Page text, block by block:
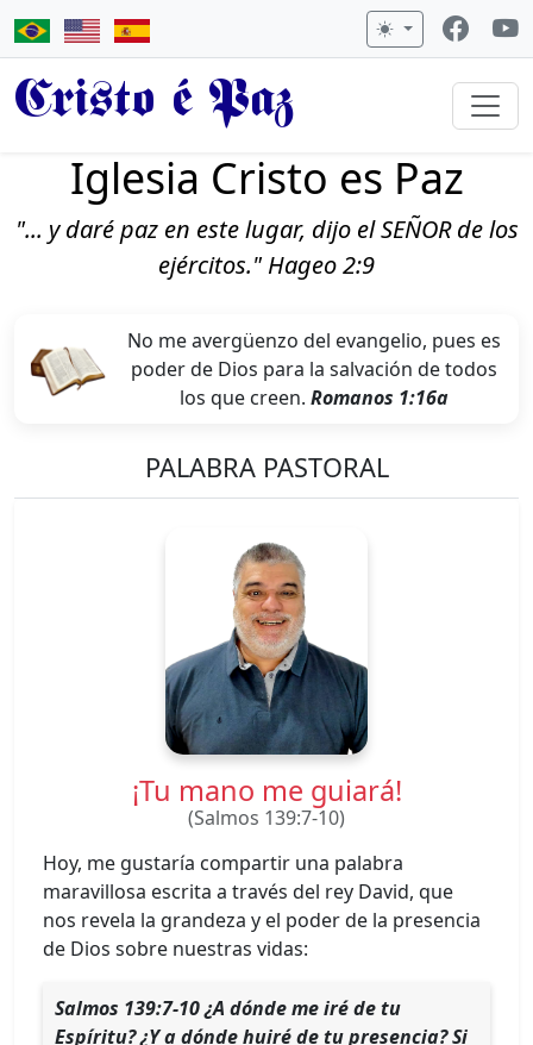
Cristo é Paz
Iglesia Cristo es Paz
"... y daré paz en este lugar, dijo el SEÑOR de los
ejércitos." Hageo 2:9
No me avergüenzo del evangelio, pues es
poder de Dios para la salvación de todos
los que creen. Romanos 1:16a
PALABRA PASTORAL
¡Tu mano me guiará!
(Salmos 139:7-10)
Hoy, me gustaría compartir una palabra
maravillosa escrita a través del rey David, que
nos revela la grandeza y el poder de la presencia
de Dios sobre nuestras vidas:
Salmos 139:7-10 ¿A dónde me iré de tu
Espíritu? ¿Y a dónde huiré de tu presencia? Si